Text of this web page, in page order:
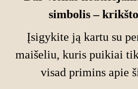
simbolis –
Įsigykite ją kartu su
maišeliu, kuris puikiai
visad primins apie